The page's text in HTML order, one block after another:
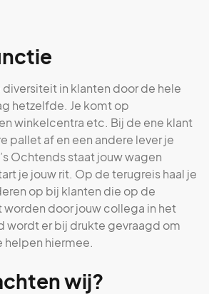
in klanten door de hele
hetzelfde. Je komt op
winkelcentra etc. Bij de ene klant
pallet af en een andere lever je
Ochtends staat jouw wagen
je jouw rit. Op de terugreis haal je
op bij klanten die op de
door jouw collega in het
wordt er bij drukte gevraagd om
helpen hiermee.
wij?